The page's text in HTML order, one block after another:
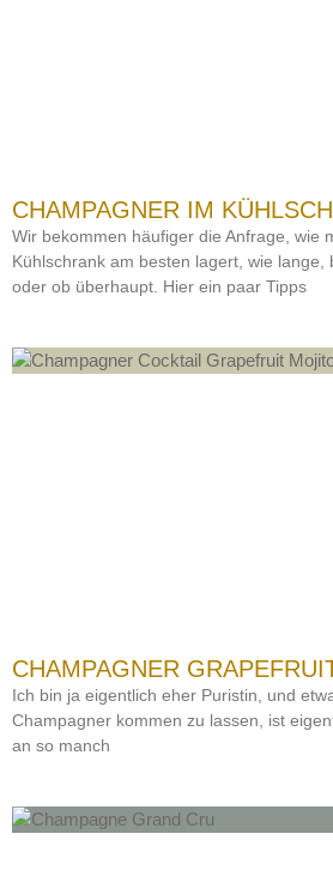
CHAMPAGNER IM
Wir bekommen häufiger die Anfrage, wie
Kühlschrank am besten lagert, wie lange,
oder ob überhaupt. Hier ein paar Tipps
CHAMPAGNER
Ich bin ja eigentlich eher Puristin, und
Champagner kommen zu lassen, ist
an so manch